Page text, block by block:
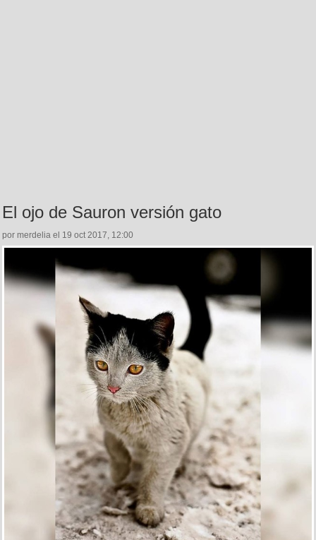
El ojo de Sauron versión gato
por merdelia el 19 oct 2017, 12:00